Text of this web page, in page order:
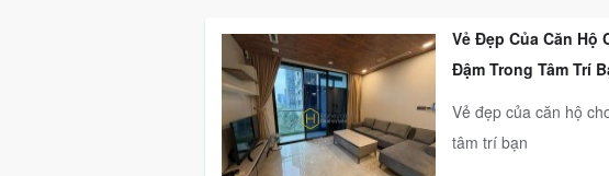
Vẻ Đẹp Của Căn Hộ
Đậm Trong Tâm Trí
Vẻ đẹp của căn hộ
tâm trí bạn